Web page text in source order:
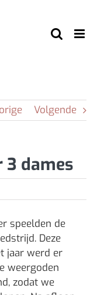
Volgende
3 dames
speelden de
Deze
jaar werd er
weergoden
zodat we